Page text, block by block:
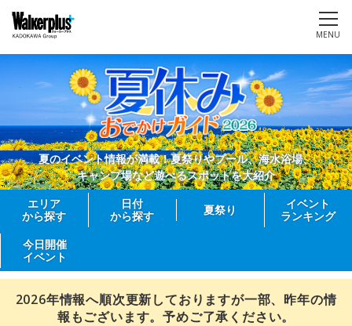
MENU
夏のイベント情報が満載！夏祭りやプール、海水浴場、
キャンプ場など遊べるスポットを大紹介
エリア
から探す
日付
から探す
夏祭り
イベント
ランキング
今日開催
イベント
2026年情報へ順次更新しておりますが一部、昨年の情
報もございます。予めご了承ください。